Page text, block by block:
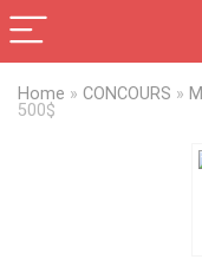
Home » CONCOURS »
500$